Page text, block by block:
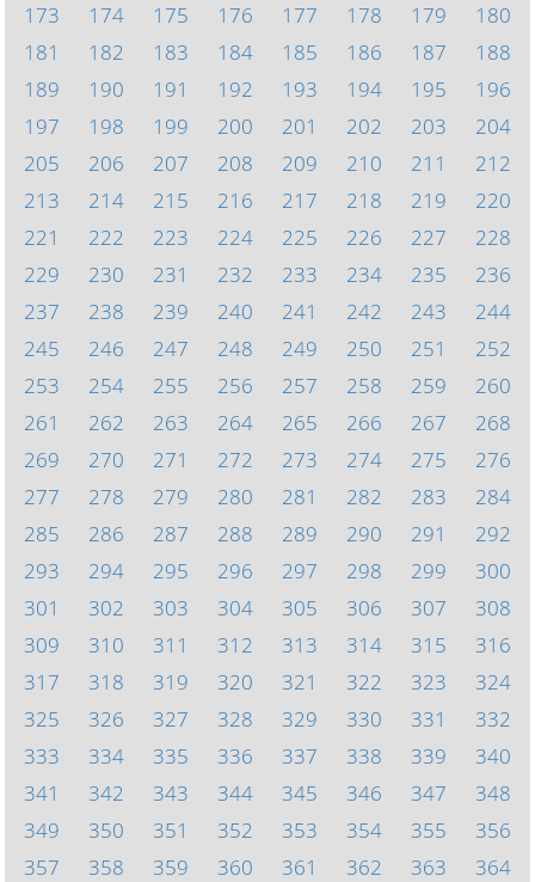
173
174 175 176 177 178 179
180
181
182 183 184 185 186 187
188
189
190 191 192 193 194 195
196
197
198 199 200 201 202 203
204
205
206 207 208 209 210 211
212
213
214 215 216 217 218 219
220
221
222 223 224 225 226 227
228
229
230 231 232 233 234 235
236
237
238 239 240 241 242 243
244
245
246 247 248 249 250 251
252
253
254 255 256 257 258 259
260
261
262 263 264 265 266 267
268
269
270 271 272 273 274 275
276
277
278 279 280 281 282 283
284
285
286 287 288 289 290 291
292
293
294 295 296 297 298 299
300
301
302 303 304 305 306 307
308
309
310 311 312 313 314 315
316
317
318 319 320 321 322 323
324
325
326 327 328 329 330 331
332
333
334 335 336 337 338 339
340
341
342 343 344 345 346 347
348
349
350 351 352 353 354 355
356
357
358 359 360 361 362 363 364